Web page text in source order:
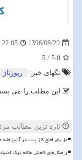
1396/08/29
5.0
/
5
تگهای خبر:
رپورتاژ
این مطلب را می
تازه ترین مطالب
مزایای اجاق گاز پیت در
راهکارهای کاهش علائم ترک اعتیاد